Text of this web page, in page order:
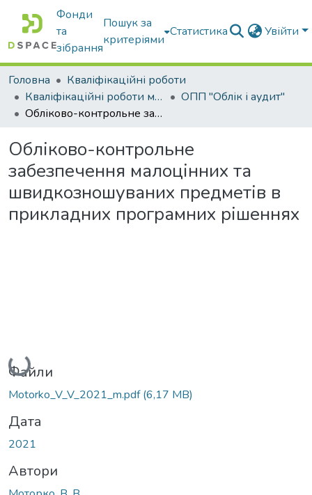
Фонди
та
зібрання
Пошук за
критеріями
Статистика Увійти
Головна
Кваліфікаційні роботи
Кваліфікаційні роботи магістрів
ОПП "Облік і аудит"
Обліково-контрольне забезпечення малоцінних та швидкозношуваних предметів в прикладних програмних рішеннях
Обліково-контрольне
забезпечення малоцінних та
швидкозношуваних предметів в
прикладних програмних рішеннях
Вантажиться...
Файли
Motorko_V_V_2021_m.pdf(6,17 MB)
Дата
2021
Автори